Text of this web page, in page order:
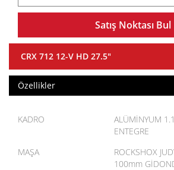
Satış Noktası Bul
CRX 712 12-V HD 27.5"
Özellikler
KADRO
ALÜMİNYUM
ENTEGRE
MAŞA
ROCKSHOX
100mm